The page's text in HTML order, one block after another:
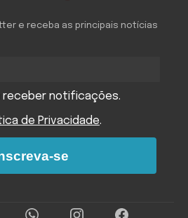
e receba as principais notícias
receber notificações.
de Privacidade.
se